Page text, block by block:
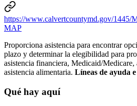
https://www.calvertcountymd.gov/1445/
MAP
Proporciona asistencia para encontrar
plazo y determinar la elegibilidad para
asistencia financiera, Medicaid/
asistencia alimentaria. Líneas de ayuda
Qué hay aquí